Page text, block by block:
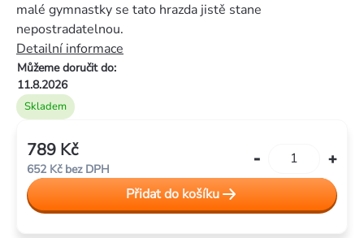
hvězdiček.
Skladem
Můžeme doručit do:
11.8.2026
malé gymnastky se tato hrazda jistě stane
nepostradatelnou.
Detailní informace
789 Kč
652 Kč bez DPH
cena:
Přidat do košíku